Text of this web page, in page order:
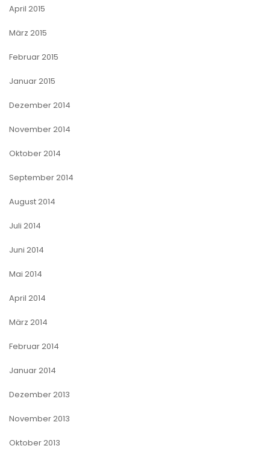
April 2015
März 2015
Februar 2015
Januar 2015
Dezember 2014
November 2014
Oktober 2014
September 2014
August 2014
Juli 2014
Juni 2014
Mai 2014
April 2014
März 2014
Februar 2014
Januar 2014
Dezember 2013
November 2013
Oktober 2013